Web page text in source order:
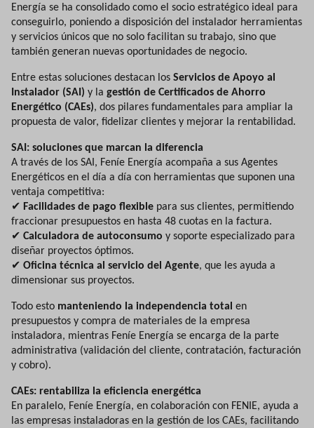
Energía se ha consolidado como el socio estratégico ideal para
conseguirlo, poniendo a disposición del instalador herramientas
y servicios únicos que no solo facilitan su trabajo, sino que
también generan nuevas oportunidades de negocio.
Entre estas soluciones destacan los Servicios de Apoyo al
Instalador (SAI) y la gestión de Certificados de Ahorro
Energético (CAEs), dos pilares fundamentales para ampliar la
propuesta de valor, fidelizar clientes y mejorar la rentabilidad.
SAI: soluciones que marcan la diferencia
A través de los SAI, Feníe Energía acompaña a sus Agentes
Energéticos en el día a día con herramientas que suponen una
ventaja competitiva:
✔ Facilidades de pago flexible para sus clientes, permitiendo
fraccionar presupuestos en hasta 48 cuotas en la factura.
✔ Calculadora de autoconsumo y soporte especializado para
diseñar proyectos óptimos.
✔ Oficina técnica al servicio del Agente, que les ayuda a
dimensionar sus proyectos.
Todo esto manteniendo la independencia total en
presupuestos y compra de materiales de la empresa
instaladora, mientras Feníe Energía se encarga de la parte
administrativa (validación del cliente, contratación, facturación
y cobro).
CAEs: rentabiliza la eficiencia energética
En paralelo, Feníe Energía, en colaboración con FENIE, ayuda a
las empresas instaladoras en la gestión de los CAEs, facilitando